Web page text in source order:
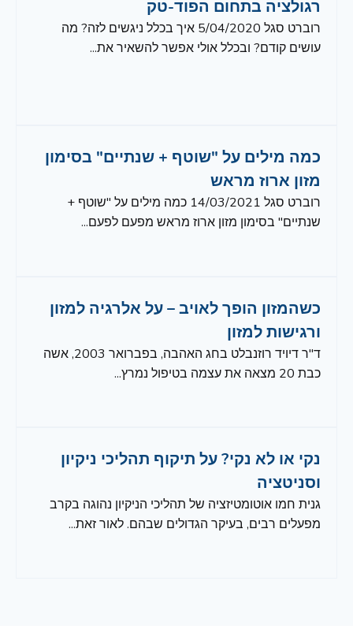
רגולציה בתחום הפוד-טק
רוברט סגל 5/04/2020 איך בכלל ניגשים לזה? מה
עושים קודם? ובכלל אולי אפשר להשאיר את...
כמה מילים על "שוטף + שנתיים" בסימון
מזון ארוז מראש
רוברט סגל 14/03/2021 כמה מילים על "שוטף +
שנתיים" בסימון מזון ארוז מראש מפעם לפעם...
כשהמזון הופך לאויב – על אלרגיה למזון
ורגישות למזון
ד"ר דיויד רוזנבלט בחג האהבה, בפברואר 2003, אשה
כבת 20 מצאה את עצמה בטיפול נמרץ...
נקי או לא נקי? על תיקוף תהליכי ניקיון
וסניטציה
גנית חמו אוטומטיזציה של תהליכי הניקיון נהוגה בקרב
מפעלים רבים, בעיקר הגדולים שבהם. לאור זאת...